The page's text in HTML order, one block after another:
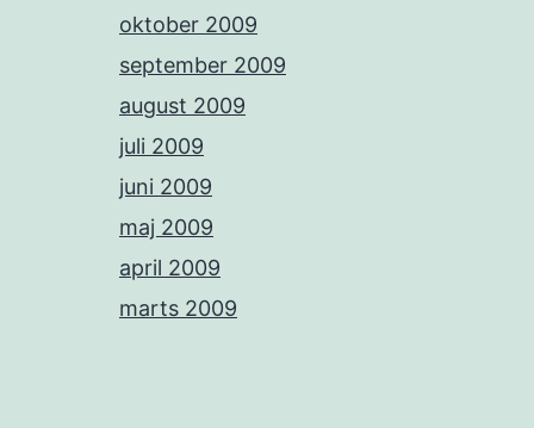
oktober 2009
september 2009
august 2009
juli 2009
juni 2009
maj 2009
april 2009
marts 2009